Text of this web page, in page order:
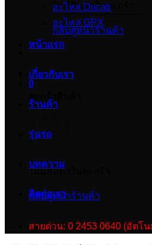
ไม่มีสินค้าในตะกร้า
กลับสู่หน้าร้านค้า
0
ตะกร้าสินค้า
ไม่มีสินค้าในตะกร้า
กลับสู่หน้าร้านค้า
อะไหล่ Ducati
อะไหล่ GPX
หน้าแรก
เกี่ยวกับเรา
ร้านค้า
รุ่นรถ
บทความ
ติดต่อเรา
สายด่วน: 0 2453 0640 (อัตโ